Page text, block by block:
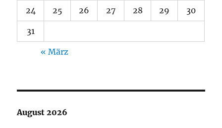
24 25 26 27 28 29 30
31
« März
August 2026